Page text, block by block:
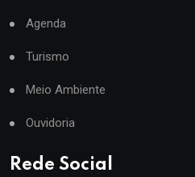
Agenda
Turismo
Meio Ambiente
Ouvidoria
Rede Social